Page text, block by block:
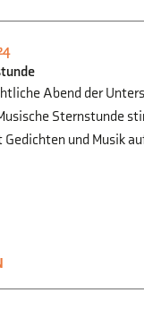
Abend der
Sternstunde
und Musik